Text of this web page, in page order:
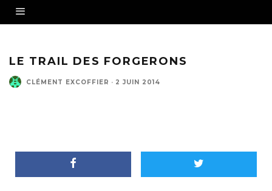
LE TRAIL DES FORGERONS
CLÉMENT EXCOFFIER · 2 JUIN 2014